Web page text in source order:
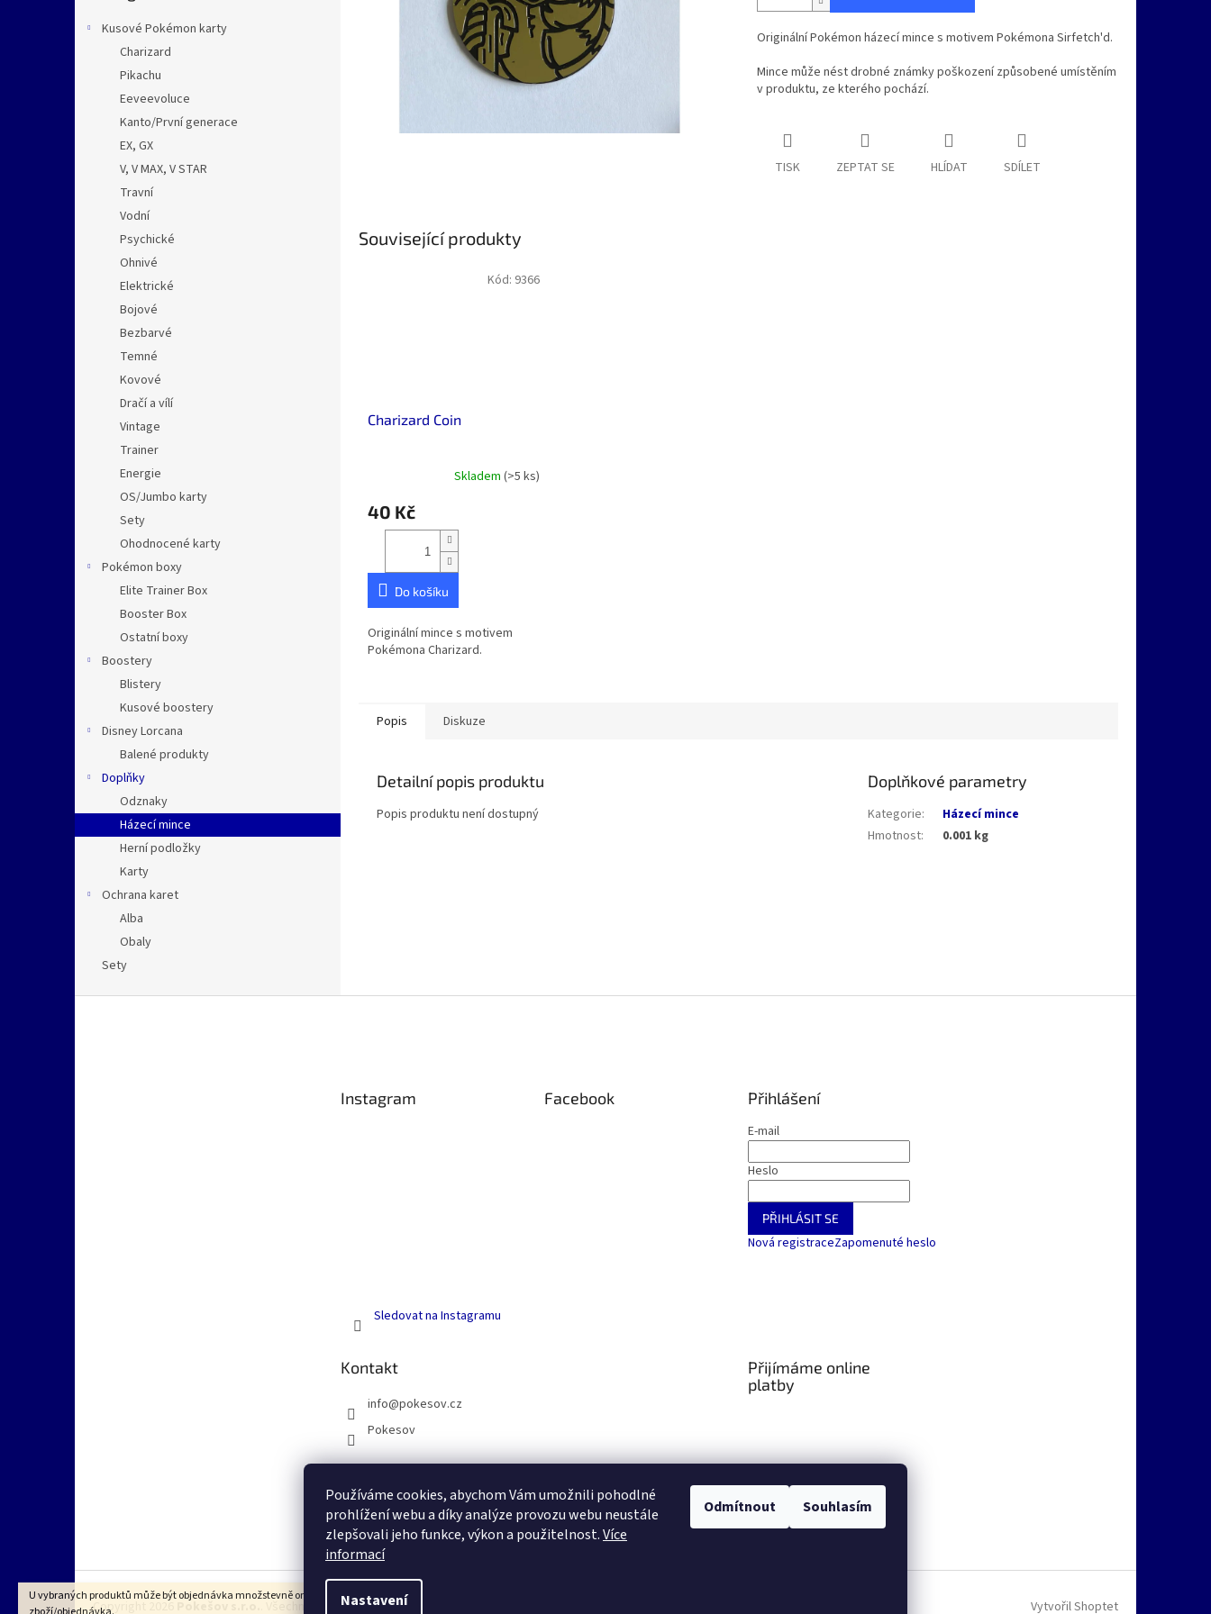
Používáme cookies, abychom Vám umožnili pohodlné
prohlížení webu a díky analýze provozu webu neustále
zlepšovali jeho funkce, výkon a použitelnost.Více
informací
Nastavení
Odmítnout Souhlasím
U vybraných produktů může být objednávka množstevně omezena dle VOP na 1ks
Kusové Pokémon karty
Charizard
Pikachu
Eeveevoluce
Kanto/První generace
EX, GX
V, V MAX, V STAR
Travní
Vodní
Psychické
Ohnivé
Elektrické
Bojové
Bezbarvé
Temné
Kovové
Dračí a vílí
Vintage
Trainer
Energie
OS/Jumbo karty
Sety
Ohodnocené karty
Pokémon boxy
Elite Trainer Box
Booster Box
Ostatní boxy
Boostery
Blistery
Kusové boostery
Disney Lorcana
Balené produkty
Doplňky
Odznaky
Házecí mince
Herní podložky
Karty
Ochrana karet
Alba
Obaly
Sety
Originální Pokémon házecí mince s motivem Pokémona Sirfetch'd.
Mince může nést drobné známky poškození způsobené umístěním
v produktu, ze kterého pochází.
TISK ZEPTAT SE HLÍDAT SDÍLET
Související produkty
Charizard Coin
Skladem (>5 ks)
40 Kč
Do košíku
Originální mince s motivem
Pokémona Charizard.
Kód: 9366
Popis Diskuze
Detailní popis produktu
Popis produktu není dostupný
Doplňkové parametry
Kategorie:
Házecí mince
Hmotnost: 0.001 kg
Instagram
Sledovat na Instagramu
Facebook Přihlášení
E-mail
Heslo
PŘIHLÁSIT SE
Nová registraceZapomenuté heslo
Kontakt
info@pokesov.cz
Pokesov
Přijímáme online
platby
SLOVNÍČEK POJMŮ
Vytvořil Shoptet
Copyright 2026 . Všechna práva vyhrazena.